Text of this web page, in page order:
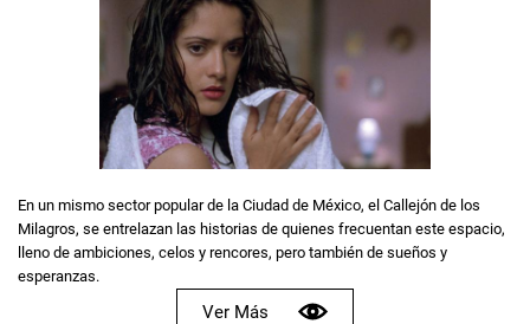
En un mismo sector popular de la Ciudad de México, el Callejón de los
Milagros, se entrelazan las historias de quienes frecuentan este espacio,
lleno de ambiciones, celos y rencores, pero también de sueños y
esperanzas.
Ver Más